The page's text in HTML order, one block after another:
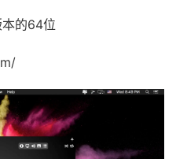
本的64位